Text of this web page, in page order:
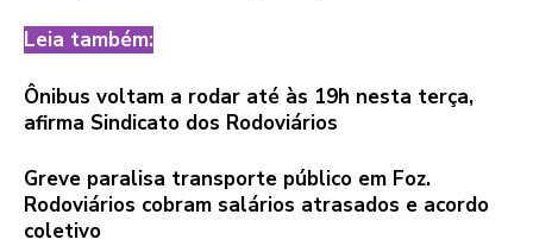
Leia também:
Ônibus voltam a rodar até às 19h nesta terça,
afirma Sindicato dos Rodoviários
Greve paralisa transporte público em Foz.
Rodoviários cobram salários atrasados e acordo
coletivo